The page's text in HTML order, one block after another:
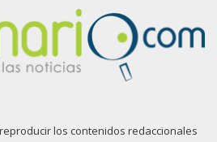
los contenidos redaccionales